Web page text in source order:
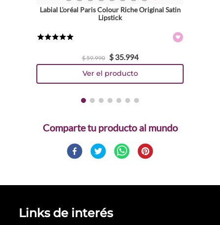
Labial L'oréal Paris Colour Riche Original Satin
Lipstick
$59.990 $ 35.994
Comparte
Links de interés